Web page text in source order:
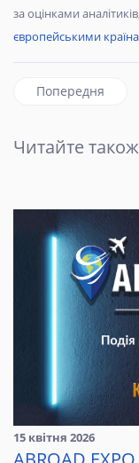
за оцінками
європейськими
Попередня
Попередня
Читайте також
15 квітня 2026